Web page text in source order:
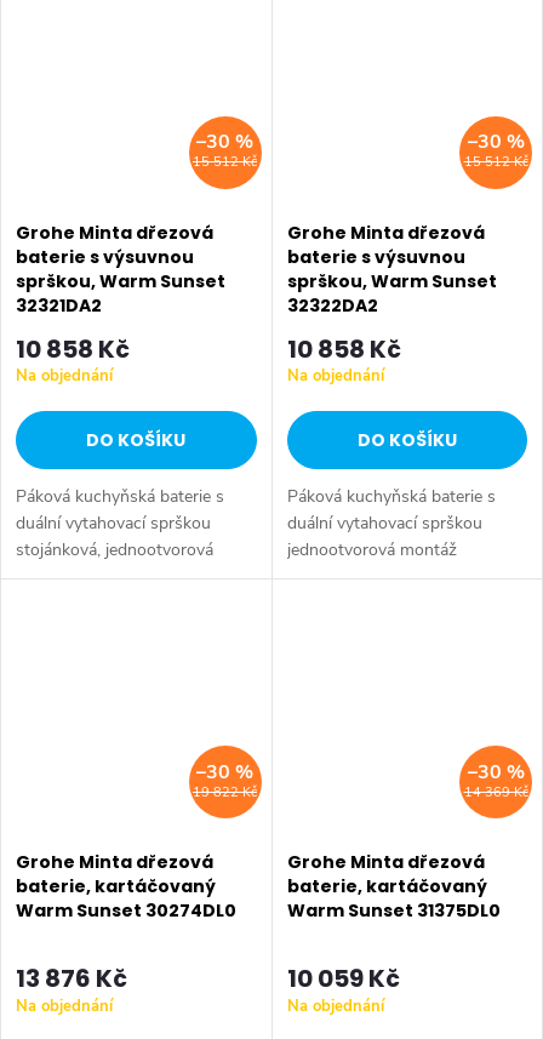
15 512 Kč
–30 %
Grohe Minta dřezová
baterie s výsuvnou
sprškou, Warm Sunset
32321DA2
10 858 Kč
Na objednání
DO KOŠÍKU
Páková kuchyňská baterie s
duální vytahovací sprškou
stojánková, jednootvorová
montáž otočná výpusť ve tvaru
15 512 Kč
–30 %
Grohe Minta dřezová
baterie s výsuvnou
sprškou, Warm Sunset
32322DA2
10 858 Kč
Na objednání
DO KOŠÍKU
Páková kuchyňská baterie s
duální vytahovací sprškou
jednootvorová montáž
stojánková, otočná výpusť ve
19 822 Kč
–30 %
Grohe Minta dřezová
baterie, kartáčovaný
Warm Sunset 30274DL0
13 876 Kč
Na objednání
14 369 Kč
–30 %
Grohe Minta dřezová
baterie, kartáčovaný
Warm Sunset 31375DL0
10 059 Kč
Na objednání